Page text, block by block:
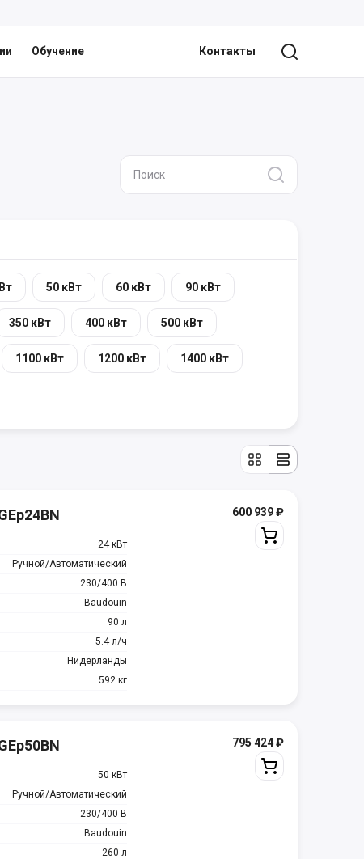
Обучение Контакты
50 кВт 60 кВт 90 кВт
350 кВт 400 кВт 500 кВт
1100 кВт 1200 кВт 1400 кВт
24 кВт
Ручной/Автоматический
230/400 В
Baudouin
90 л
5.4 л/ч
Нидерланды
592 кг
600 939₽
50 кВт
Ручной/Автоматический
230/400 В
Baudouin
260 л
795 424₽